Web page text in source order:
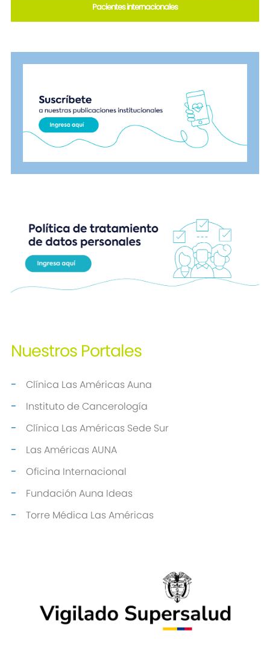
Pacientes internacionales
Nuestros Portales
Clínica Las Américas Auna
Instituto de Cancerología
Clínica Las Américas Sede Sur
Las Américas AUNA
Oficina Internacional
Fundación Auna Ideas
Torre Médica Las Américas